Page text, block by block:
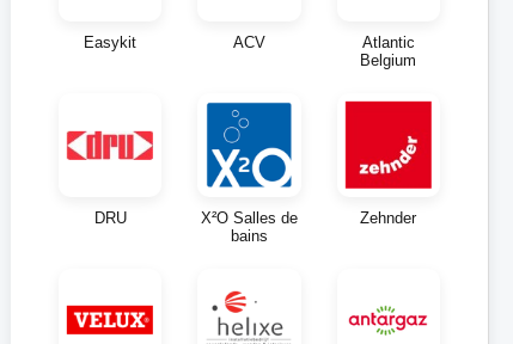
Easykit ACV
Atlantic
Belgium
DRU
X²O Salles de
bains
Zehnder